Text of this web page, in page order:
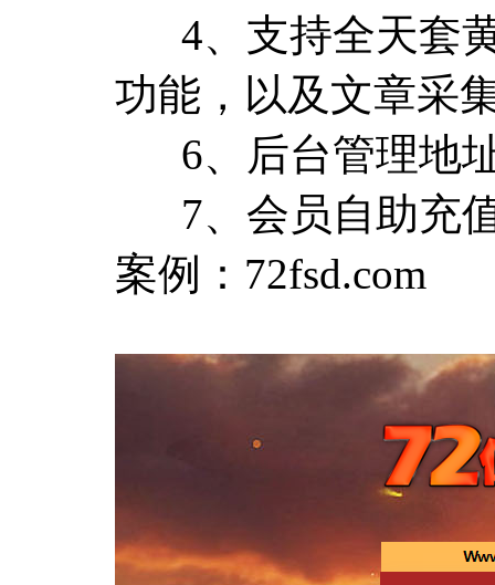
4、支持全天套黄
功能，以及文章采
6、后台管理地
7、会员自助充
案例：72fsd.com